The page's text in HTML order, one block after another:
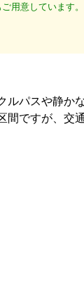
用意しています。
ルパスや静か
間ですが、交